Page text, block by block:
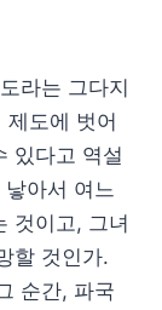
라는 그다지
제도에 벗어
있다고 역설
아서 여느
것이고, 그녀
할 것인가.
순간, 파국